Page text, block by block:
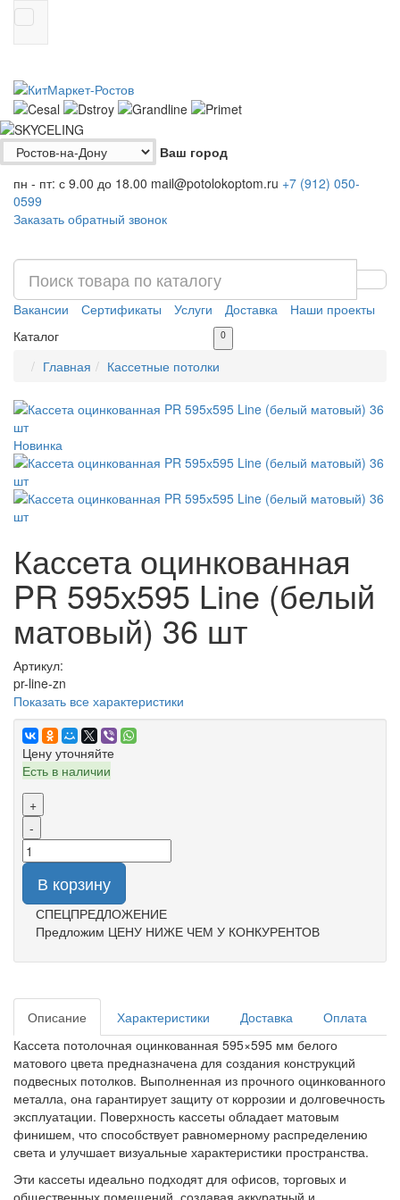
Ваш город
пн - пт: с 9.00 до 18.00 mail@potolokoptom.ru +7 (912) 050-
0599
Заказать обратный звонок
Вакансии Сертификаты Услуги Доставка
Наши проекты
Каталог
0
Главная Кассетные потолки
Новинка
Кассета оцинкованная
PR 595х595 Line (белый
матовый) 36 шт
Артикул:
pr-line-zn
Показать все характеристики
Цену уточняйте
Есть в наличии
+
-
В корзину
СПЕЦПРЕДЛОЖЕНИЕ
Предложим ЦЕНУ НИЖЕ ЧЕМ У КОНКУРЕНТОВ
Описание Характеристики Доставка
Оплата
Кассета потолочная оцинкованная 595×595 мм белого
матового цвета предназначена для создания конструкций
подвесных потолков. Выполненная из прочного оцинкованного
металла, она гарантирует защиту от коррозии и долговечность
эксплуатации. Поверхность кассеты обладает матовым
финишем, что способствует равномерному распределению
света и улучшает визуальные характеристики пространства.
Эти кассеты идеально подходят для офисов, торговых и
общественных помещений, создавая аккуратный и